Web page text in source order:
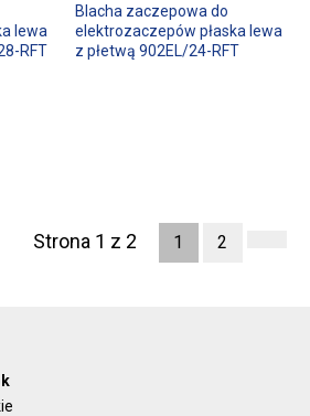
lewa
RFT
Blacha zaczepowa do
elektrozaczepów płaska lewa
z płetwą 902EL/24-RFT
Strona 1 z 2 1 2